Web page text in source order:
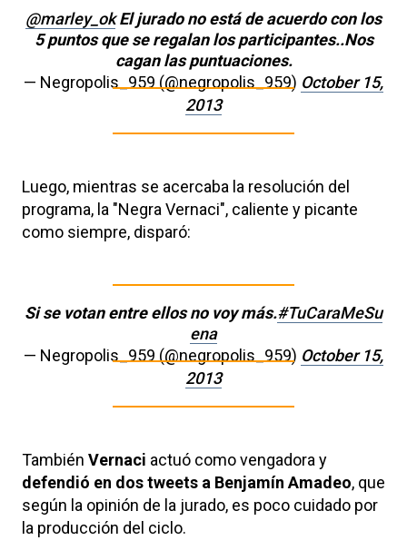
@marley_okEl jurado no está de acuerdo con los
5 puntos que se regalan los participantes..Nos
cagan las puntuaciones.
— Negropolis_959 (@negropolis_959) October 15,
2013
Luego, mientras se acercaba la resolución del
programa, la "Negra Vernaci", caliente y picante
como siempre, disparó:
Si se votan entre ellos no voy más.#TuCaraMeSu
ena
— Negropolis_959 (@negropolis_959) October 15,
2013
También Vernaci actuó como vengadora y
defendió en dos tweets a Benjamín Amadeo, que
según la opinión de la jurado, es poco cuidado por
la producción del ciclo.